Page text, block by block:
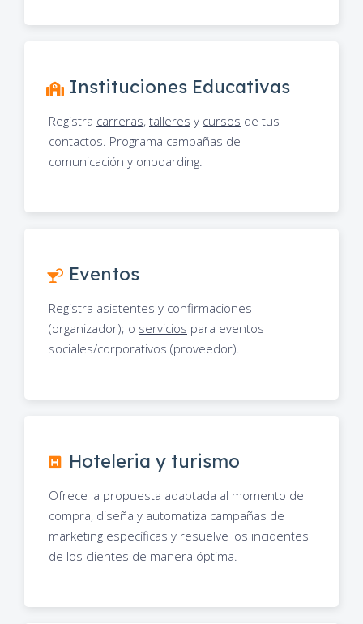
Instituciones Educativas
Registra carreras, talleres y cursos de tus
contactos. Programa campañas de
comunicación y onboarding.
Eventos
Registra asistentes y confirmaciones
(organizador); o servicios para eventos
sociales/corporativos (proveedor).
Hoteleria y turismo
Ofrece la propuesta adaptada al momento de
compra, diseña y automatiza campañas de
marketing específicas y resuelve los incidentes
de los clientes de manera óptima.